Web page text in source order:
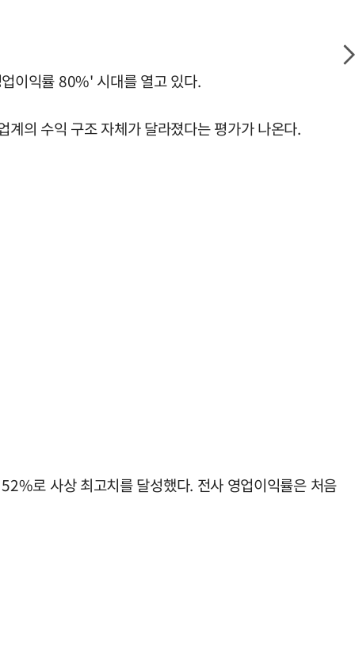
이익률 80%' 시대를 열고 있다.
의 수익 구조 자체가 달라졌다는 평가가 나온다.
로 사상 최고치를 달성했다. 전사 영업이익률은 처음